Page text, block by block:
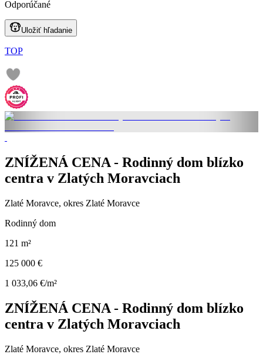
Odporúčané
Uložiť hľadanie
TOP
ZNÍŽENÁ CENA - Rodinný dom blízko
centra v Zlatých Moravciach
Zlaté Moravce, okres Zlaté Moravce
Rodinný dom
121 m²
125 000 €
1 033,06 €/m²
ZNÍŽENÁ CENA - Rodinný dom blízko
centra v Zlatých Moravciach
Zlaté Moravce, okres Zlaté Moravce